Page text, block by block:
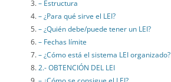
– Estructura
– ¿Para qué sirve el LEI?
– ¿Quién debe/puede tener un LEI?
– Fechas límite
– ¿Cómo está el sistema LEI organizado?
2.- OBTENCIÓN DEL LEI